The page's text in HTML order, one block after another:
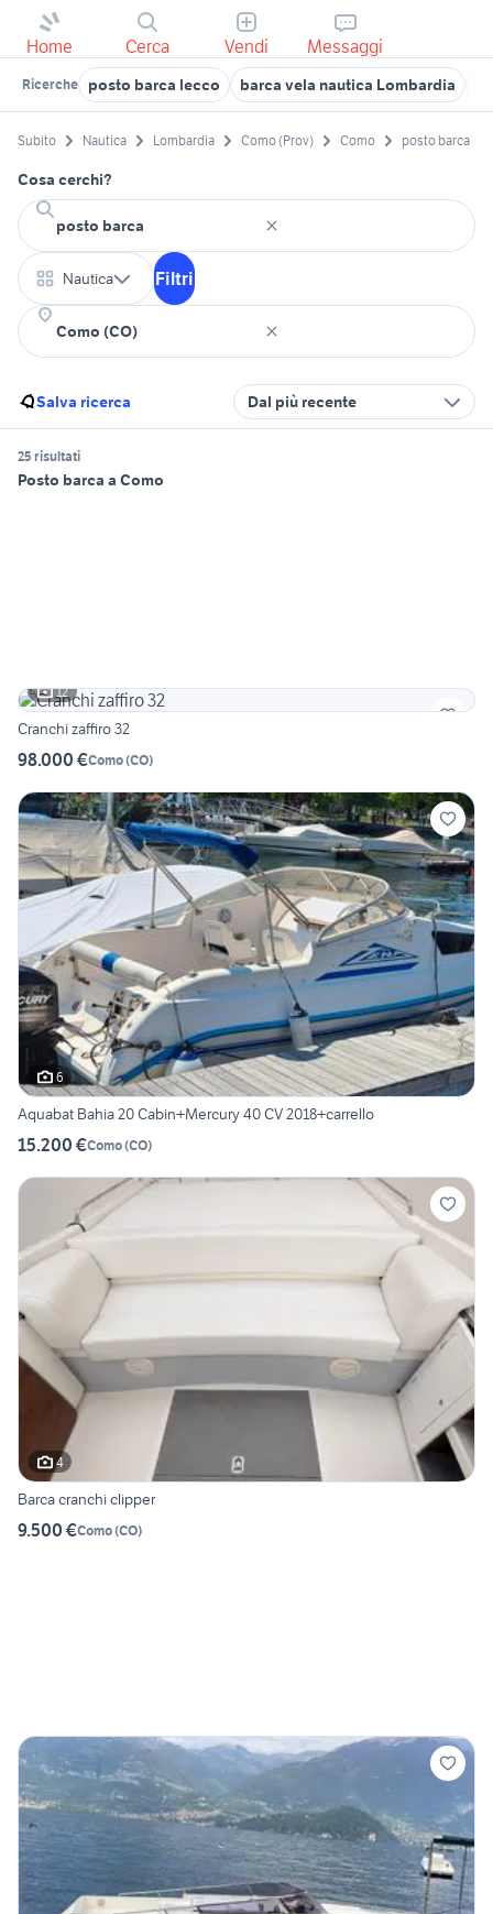
Home Cerca Vendi Messaggi
Ricerche posto barca lecco barca vela nautica Lombardia
Subito Nautica Lombardia Como (Prov) Como posto barca
Cosa cerchi?
Nautica Filtri
Salva ricerca Dal più recente
25 risultati
Posto barca a Como
12
Cranchi zaffiro 32
98.000 €Como(CO)
6
Aquabat Bahia 20 Cabin+Mercury 40 CV 2018+carrello
15.200 €Como(CO)
4
Barca cranchi clipper
9.500 €Como(CO)